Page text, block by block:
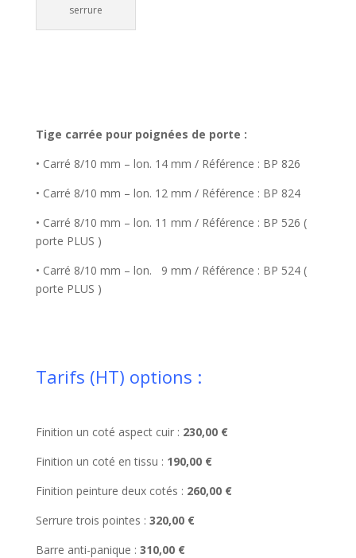
serrure
Tige carrée pour poignées de porte :
• Carré 8/10 mm – lon. 14 mm / Référence : BP 826
• Carré 8/10 mm – lon. 12 mm / Référence : BP 824
• Carré 8/10 mm – lon. 11 mm / Référence : BP 526 (
porte PLUS )
• Carré 8/10 mm – lon. 9 mm / Référence : BP 524 (
porte PLUS )
Tarifs (HT) options :
Finition un coté aspect cuir : 230,00 €
Finition un coté en tissu : 190,00 €
Finition peinture deux cotés : 260,00 €
Serrure trois pointes : 320,00 €
Barre anti-panique : 310,00 €